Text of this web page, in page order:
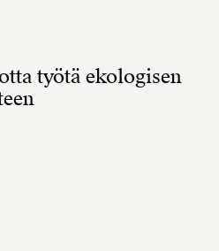
työtä ekologisen